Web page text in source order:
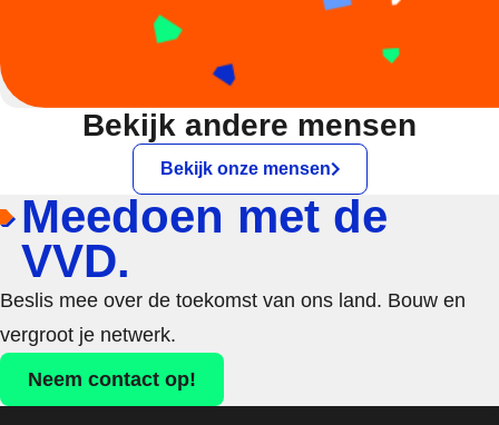
Bekijk andere mensen
Bekijk onze mensen
Meedoen met de
VVD.
Beslis mee over de toekomst van ons land. Bouw en
vergroot je netwerk.
Neem contact op!